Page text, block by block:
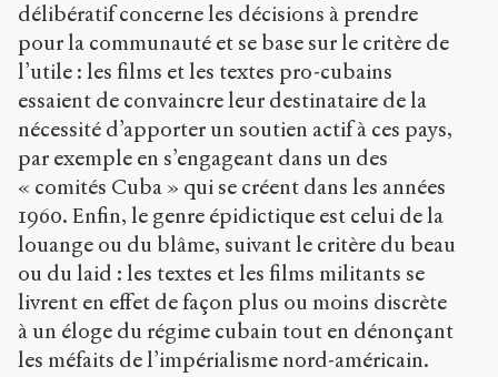
délibératif concerne les décisions à prendre
pour la communauté et se base sur le critère de
l’utile : les films et les textes pro-cubains
essaient de convaincre leur destinataire de la
nécessité d’apporter un soutien actif à ces pays,
par exemple en s’engageant dans un des
« comités Cuba » qui se créent dans les années
1960. Enfin, le genre épidictique est celui de la
louange ou du blâme, suivant le critère du beau
ou du laid : les textes et les films militants se
livrent en effet de façon plus ou moins discrète
à un éloge du régime cubain tout en dénonçant
les méfaits de l’impérialisme nord-américain.